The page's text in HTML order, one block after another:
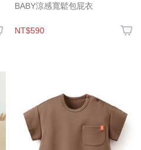
BABY涼感寬鬆包屁衣
NT$590